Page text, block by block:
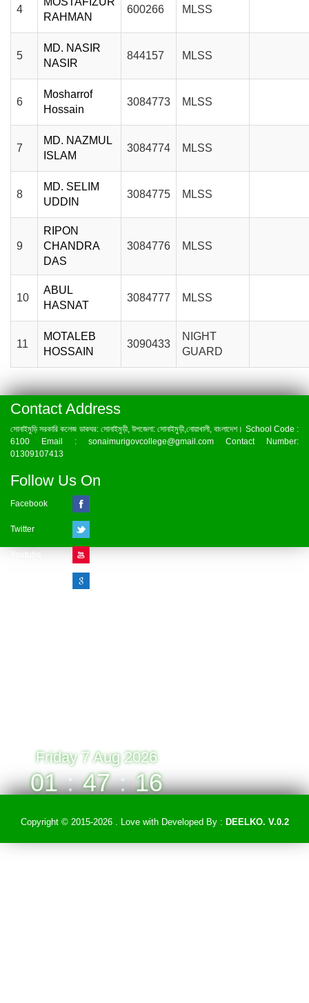
4
RAHMAN
600266 MLSS
5
MD. NASIR
NASIR
844157 MLSS
6
Mosharrof
Hossain
3084773 MLSS
7
MD. NAZMUL
ISLAM
3084774 MLSS
8
MD. SELIM
UDDIN
3084775 MLSS
9
RIPON
CHANDRA
DAS
3084776 MLSS
10
ABUL
HASNAT
3084777 MLSS
11
MOTALEB
HOSSAIN
3090433
NIGHT
GUARD
Contact Address
সোনাইমুড়ি সরকারি কলেজ ডাকঘর: সোনাইমুড়ী, উপজেলা: সোনাইমুড়ী,নোয়াখালী, বাংলাদেশ। School Code :
6100 Email : sonaimurigovcollege@gmail.com Contact Number:
01309107413
Follow Us On
Facebook
Twitter
Friday 7 Aug 2026
01 : 47 : 16
Copyright © 2015-2026 . Love withDeveloped By : DEELKO. V.0.2